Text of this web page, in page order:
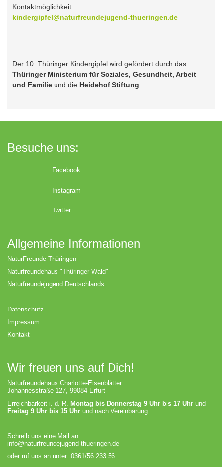
Kontaktmöglichkeit:
kindergipfel@naturfreundejugend-thueringen.de
Der 10. Thüringer Kindergipfel wird gefördert durch das
Thüringer Ministerium für Soziales, Gesundheit, Arbeit
und Familie und die Heidehof Stiftung
Besuche uns:
Facebook
Instagram
Twitter
Allgemeine Informationen
NaturFreunde Thüringen
Naturfreundehaus "Thüringer Wald"
Naturfreundejugend Deutschlands
Datenschutz
Impressum
Kontakt
Wir freuen uns auf Dich!
Naturfreundehaus Charlotte-Eisenblätter
Johannesstraße 127, 99084 Erfurt
Erreichbarkeit i. d. R. Montag bis Donnerstag 9 Uhr bis 17 Uhr und
Freitag 9 Uhr bis 15 Uhr und nach Vereinbarung.
Schreib uns eine Mail an:
info@naturfreundejugend-thueringen.de
oder ruf uns an unter: 0361/56 233 56